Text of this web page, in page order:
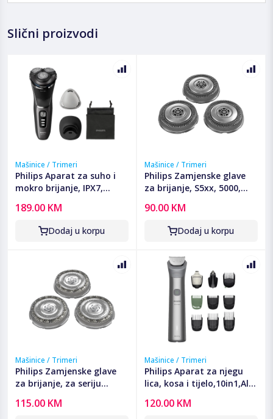
Slični proizvodi
Mašinice / Trimeri
Philips Aparat za suho i
mokro brijanje, IPX7,
189.00 KM
Dodaj u korpu
Mašinice / Trimeri
Philips Zamjenske glave
za brijanje, S5xx, 5000,
90.00 KM
Dodaj u korpu
Mašinice / Trimeri
Philips Zamjenske glave
za brijanje, za seriju
SH91/50
115.00 KM
Mašinice / Trimeri
Philips Aparat za njegu
lica, kosa i tijelo,10in1,All-
MG5921/15
120.00 KM